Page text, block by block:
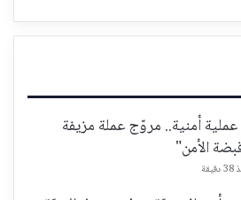
أمنية.. مروّج عملة مزيفة
الأمن"